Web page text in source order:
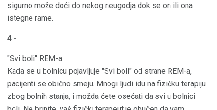
sigurno može doći do nekog neugodja dok se on ili ona
istegne rame.
4 -
"Svi boli" REM-a
Kada se u bolnicu pojavljuje "Svi boli" od strane REM-a,
pacijenti se obično smeju. Mnogi ljudi idu na fizičku terapiju
zbog bolnih stanja, i možda ćete osećati da svi u bolnici